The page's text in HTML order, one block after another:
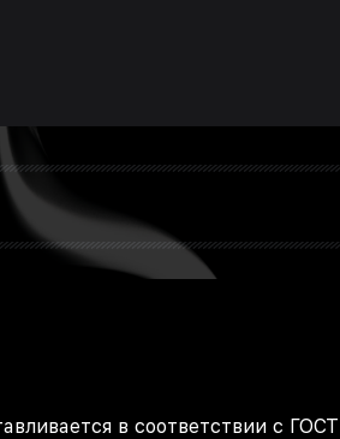
в соответствии с